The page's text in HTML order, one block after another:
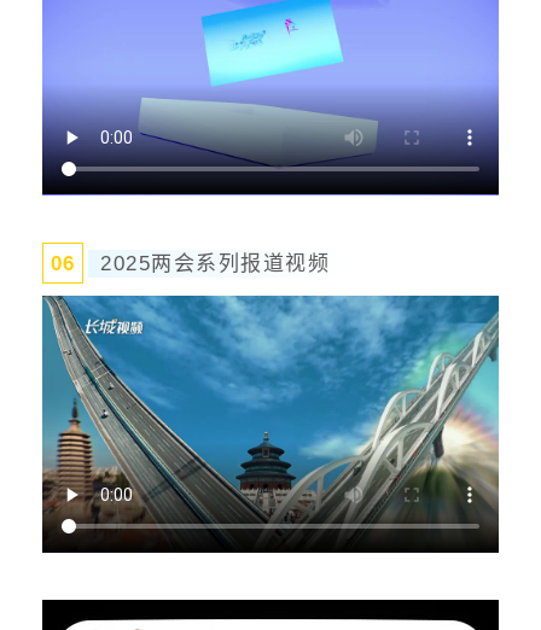
06 2025两会系列报道视频